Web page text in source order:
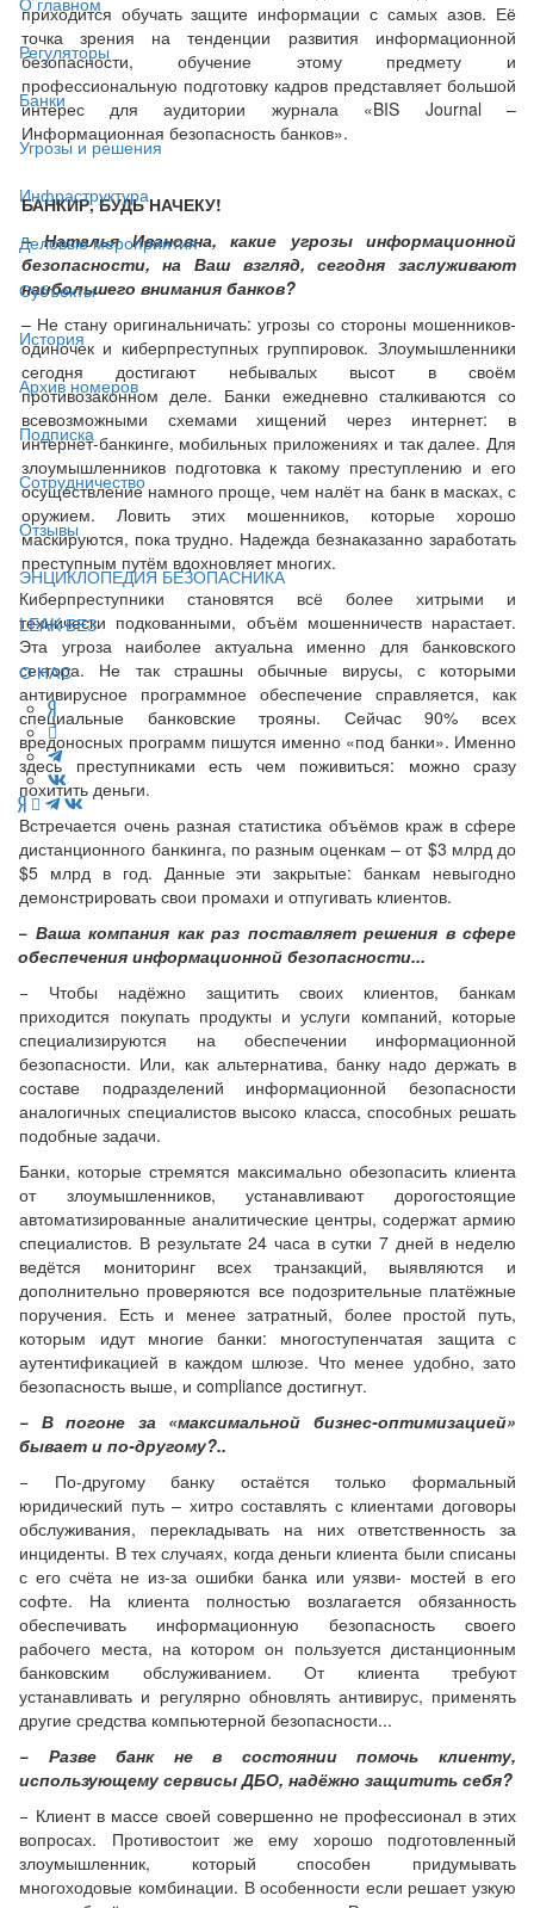
Регуляторы
Банки
Угрозы и решения
Инфраструктура
Деловые мероприятия
Субъекты
История
Архив номеров
Подписка
Сотрудничество
Отзывы
ЭНЦИКЛОПЕДИЯ БЕЗОПАСНИКА
LEAK-БЕЗ
О НАС
приходится обучать защите информации с самых азов. Её
точка зрения на тенденции развития информационной
безопасности, обучение этому предмету и
профессиональную подготовку кадров представляет большой
интерес для аудитории журнала «BIS Journal –
Информационная безопасность банков».
БАНКИР, БУДЬ НАЧЕКУ!
– Наталья Ивановна, какие угрозы информационной
безопасности, на Ваш взгляд, сегодня заслуживают
наибольшего внимания банков?
– Не стану оригинальничать: угрозы со стороны мошенников-
одиночек и киберпреступных группировок. Злоумышленники
сегодня достигают небывалых высот в своём
противозаконном деле. Банки ежедневно сталкиваются со
всевозможными схемами хищений через интернет: в
интернет-банкинге, мобильных приложениях и так далее. Для
злоумышленников подготовка к такому преступлению и его
осуществление намного проще, чем налёт на банк в масках, с
оружием. Ловить этих мошенников, которые хорошо
маскируются, пока трудно. Надежда безнаказанно заработать
преступным путём вдохновляет многих.
Киберпреступники становятся всё более хитрыми и
технически подкованными, объём мошенничеств нарастает.
Эта угроза наиболее актуальна именно для банковского
сектора. Не так страшны обычные вирусы, с которыми
антивирусное программное обеспечение справляется, как
специальные банковские трояны. Сейчас 90% всех
вредоносных программ пишутся именно «под банки». Именно
здесь преступниками есть чем поживиться: можно сразу
похитить деньги.
Встречается очень разная статистика объёмов краж в сфере
дистанционного банкинга, по разным оценкам – от $3 млрд до
$5 млрд в год. Данные эти закрытые: банкам невыгодно
демонстрировать свои промахи и отпугивать клиентов.
− Ваша компания как раз поставляет решения в сфере
обеспечения информационной безопасности...
− Чтобы надёжно защитить своих клиентов, банкам
приходится покупать продукты и услуги компаний, которые
специализируются на обеспечении информационной
безопасности. Или, как альтернатива, банку надо держать в
составе подразделений информационной безопасности
аналогичных специалистов высоко класса, способных решать
подобные задачи.
Банки, которые стремятся максимально обезопасить клиента
от злоумышленников, устанавливают дорогостоящие
автоматизированные аналитические центры, содержат армию
специалистов. В результате 24 часа в сутки 7 дней в неделю
ведётся мониторинг всех транзакций, выявляются и
дополнительно проверяются все подозрительные платёжные
поручения. Есть и менее затратный, более простой путь,
которым идут многие банки: многоступенчатая защита с
аутентификацией в каждом шлюзе. Что менее удобно, зато
безопасность выше, и compliance достигнут.
− В погоне за «максимальной бизнес-оптимизацией»
бывает и по-другому?..
− По-другому банку остаётся только формальный
юридический путь – хитро составлять с клиентами договоры
обслуживания, перекладывать на них ответственность за
инциденты. В тех случаях, когда деньги клиента были списаны
с его счёта не из-за ошибки банка или уязви- мостей в его
софте. На клиента полностью возлагается обязанность
обеспечивать информационную безопасность своего
рабочего места, на котором он пользуется дистанционным
банковским обслуживанием. От клиента требуют
устанавливать и регулярно обновлять антивирус, применять
другие средства компьютерной безопасности...
− Разве банк не в состоянии помочь клиенту,
использующему сервисы ДБО, надёжно защитить себя?
− Клиент в массе своей совершенно не профессионал в этих
вопросах. Противостоит же ему хорошо подготовленный
злоумышленник, который способен придумывать
многоходовые комбинации. В особенности если решает узкую